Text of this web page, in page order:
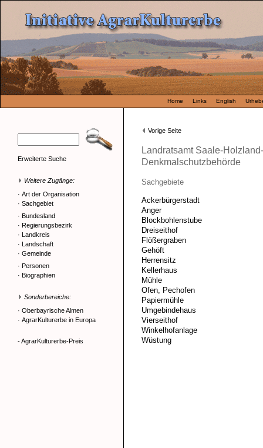
Home Links English
Erweiterte Suche
Weitere Zugänge:
· Art der Organisation
· Sachgebiet
· Bundesland
· Regierungsbezirk
· Landkreis
· Landschaft
· Gemeinde
· Personen
· Biographien
Sonderbereiche:
· Oberbayrische Almen
· AgrarKulturerbe in Europa
- AgrarKulturerbe-Preis
Vorige Seite
Landratsamt Saale-
Denkmalschutzbehörde
Sachgebiete
Ackerbürgerstadt
Anger
Blockbohlenstube
Dreiseithof
Flößergraben
Gehöft
Herrensitz
Kellerhaus
Mühle
Ofen, Pechofen
Papiermühle
Umgebindehaus
Vierseithof
Winkelhofanlage
Wüstung